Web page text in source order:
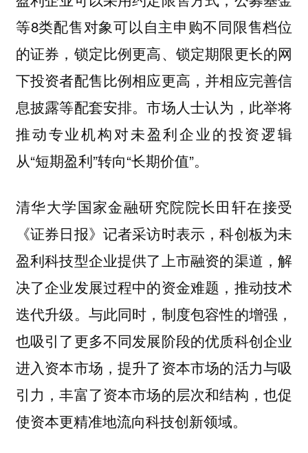
等8类配售对象可以自主申购不同限售档位
的证券，锁定比例更高、锁定期限更长的网
下投资者配售比例相应更高，并相应完善信
息披露等配套安排。市场人士认为，此举将
推动专业机构对未盈利企业的投资逻辑
从“短期盈利”转向“长期价值”。
清华大学国家金融研究院院长田轩在接受
《证券日报》记者采访时表示，科创板为未
盈利科技型企业提供了上市融资的渠道，解
决了企业发展过程中的资金难题，推动技术
迭代升级。与此同时，制度包容性的增强，
也吸引了更多不同发展阶段的优质科创企业
进入资本市场，提升了资本市场的活力与吸
引力，丰富了资本市场的层次和结构，也促
使资本更精准地流向科技创新领域。